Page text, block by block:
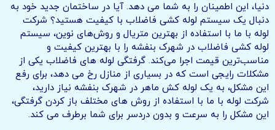
دنیا، این اطمینان را به شما می دهد. آیا در ساختمان جدید خود به
دنبال یک سیستم لوله کشی فاضلاب با کیفیت هستید؟ شرکت
لوله با ما با استفاده از بهترین متریال و روش‌های نوین، سیستم
لوله کشی فاضلاب در شهرک بنفشه را با بهترین کیفیت و
مناسب‌ترین قیمت اجرا می‌کند. گرفتگی لوله های فاضلاب یکی از
مشکلات رایجی است که در بسیاری از منازل رخ می دهد، برای رفع
این مشکل، به یک لوله کش ماهر در شهرک بنفشه نیاز دارید،
شرکت لوله با ما با استفاده از روش های مختلف باز کردن گرفتگی،
این مشکل را به سرعت و بدون دردسر برای شما برطرف می کند.